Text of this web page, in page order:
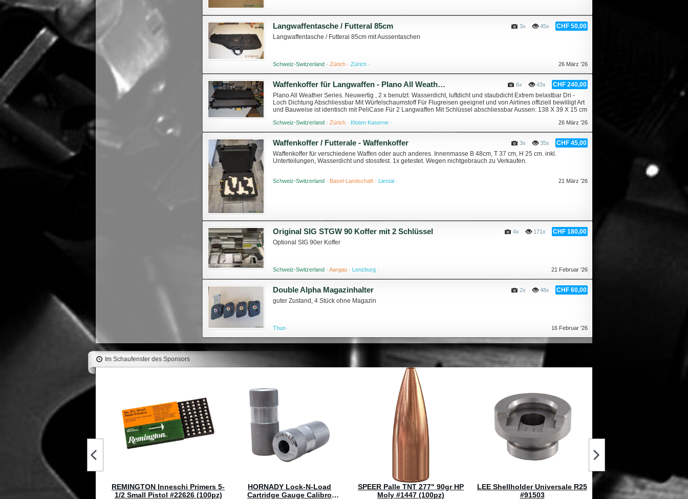
Langwaffentasche / Futteral 85cm CHF 50,00
45x
3x
Langwaffentasche / Futteral 85cm mit Aussentaschen
Schweiz-Switzerland ·Zürich ·Zürich · 26 März '26
Waffenkoffer für Langwaffen - Plano All Weather Series CHF 240,00
43x
6x
Plano All Weather Series. Neuwertig , 2 x benutzt. Wasserdicht, luftdicht und staubdicht Extrem belastbar Dri -
Loch Dichtung Abschliessbar Mit Würfelschaumstoff Für Flugreisen geeignet und von Airlines offiziell bewilligt Art
und Bauweise ist identisch mit PeliCase Für 2 Langwaffen Mit Schlüssel abschliessbar Aussen: 138 X 39 X 15 cm
Schweiz-Switzerland ·Zürich · Kloten Kaserne · 26 März '26
Waffenkoffer / Futterale - Waffenkoffer CHF 45,00
35x
3x
Waffenkoffer für verschiedene Waffen oder auch anderes. Innenmasse B 48cm, T 37 cm, H 25 cm. inkl.
Unterteilungen, Wasserdicht und stossfest. 1x getestet. Wegen nichtgebrauch zu Verkaufen.
Schweiz-Switzerland · Basel-Landschaft · Liestal · 21 März '26
Original SIG STGW 90 Koffer mit 2 Schlüssel CHF 180,00
171x
4x
Optional SIG 90er Koffer
Schweiz-Switzerland ·Aargau · Lenzburg · 21 Februar '26
Double Alpha Magazinhalter CHF 60,00
48x
2x
guter Zustand, 4 Stück ohne Magazin
Thun · 16 Februar '26
Im Schaufenster des Sponsors
Shellholder Universale R25
146,00 €
RCBS Lube-A-Matic Sizer Die
.456
65,40 € 15,50 €